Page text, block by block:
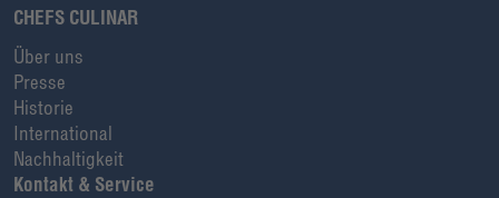
CHEFS CULINAR
Über uns
Presse
Historie
International
Nachhaltigkeit
Kontakt & Service